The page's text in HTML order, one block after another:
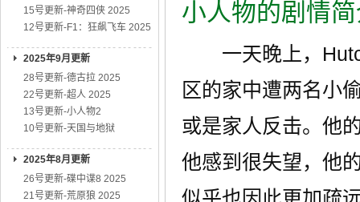
15号更新-神奇四侠 2025
12号更新-F1：狂飙飞车 2025
2025年9月更新
28号更新-德古拉 2025
22号更新-超人 2025
13号更新-小人物2
10号更新-天国与地狱
2025年8月更新
26号更新-碟中谍8 2025
21号更新-荒原狼 2025
小人物的剧情
一天晚上，
区的家中遭两名小
或是家人反击。他
他感到很失望，他